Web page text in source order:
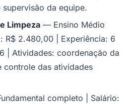
da equipe.
Limpeza— Ensino Médio
R$ 2.480,00 | Experiência: 6
| Atividades: coordenação da
controle das atividades
completo | Salário: